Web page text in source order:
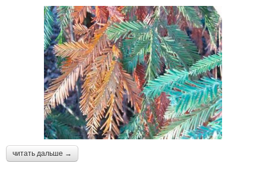
читать дальше →